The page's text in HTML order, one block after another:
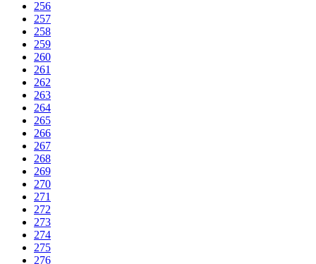
256
257
258
259
260
261
262
263
264
265
266
267
268
269
270
271
272
273
274
275
276